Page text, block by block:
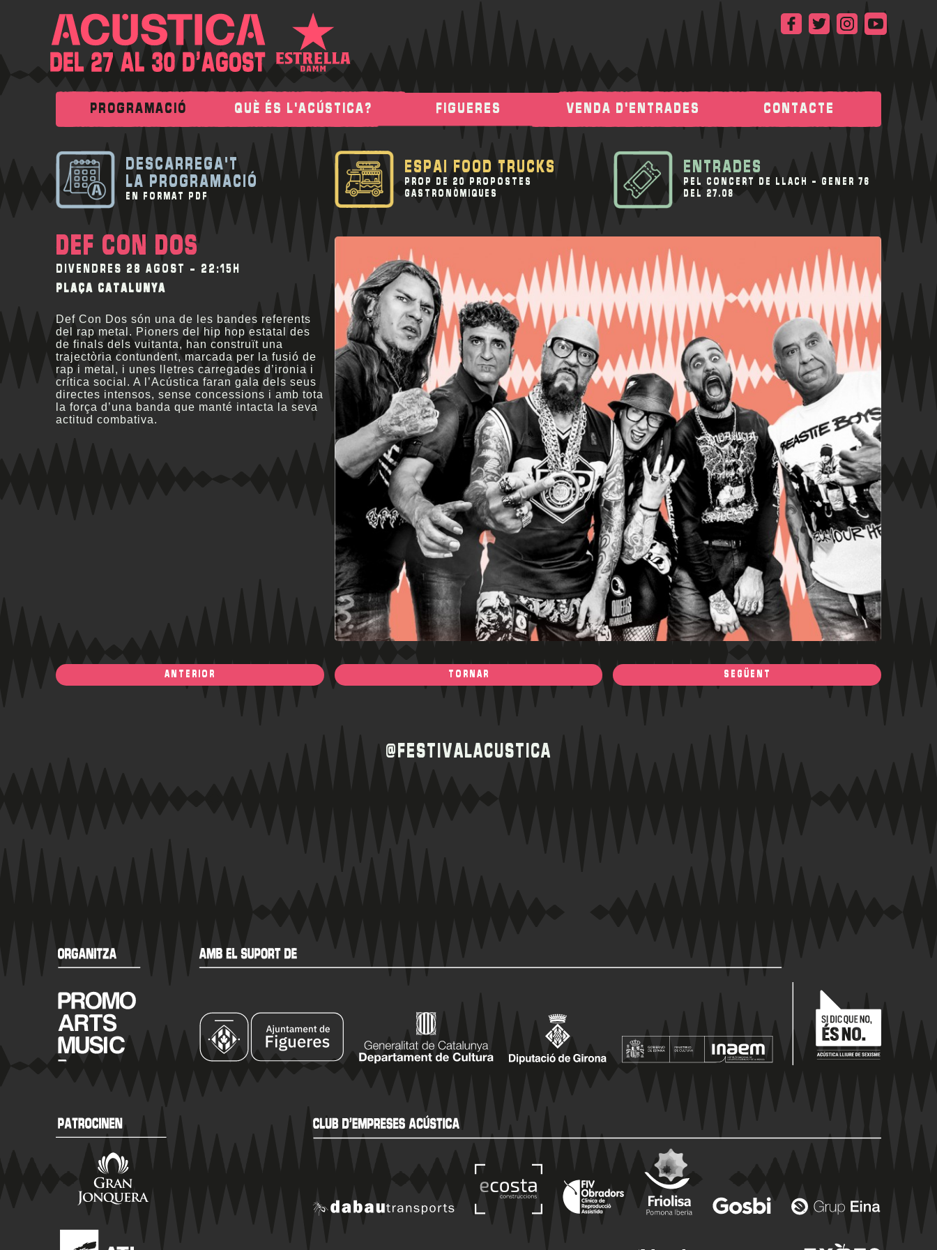
PROGRAMACIÓ QUÈ ÉS L'ACÚSTICA? FIGUERES VENDA D'ENTRADES CONTACTE
DESCARREGA'T
LA PROGRAMACIÓ
EN FORMAT PDF
ESPAI FOOD TRUCKS
PROP DE 20 PROPOSTES
GASTRONÒMIQUES
ENTRADES
PEL CONCERT DE
LLACH - GENER 76
DEL 27.08
DEF CON DOS
DIVENDRES 28 AGOST - 22:15H
PLAÇA CATALUNYA
Def Con Dos són una de les bandes referents
del rap metal. Pioners del hip hop estatal des
de finals dels vuitanta, han construït una
trajectòria contundent, marcada per la fusió de
rap i metal, i unes lletres carregades d’ironia i
crítica social. A l’Acústica faran gala dels seus
directes intensos, sense concessions i amb tota
la força d’una banda que manté intacta la seva
actitud combativa.
ANTERIOR TORNAR SEGÜENT
@FESTIVALACUSTICA